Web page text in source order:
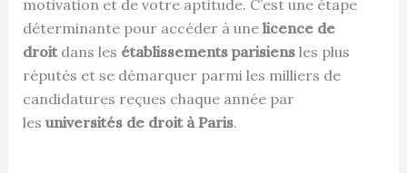
motivation et de votre aptitude. C’est une étape
déterminante pour accéder à une licence de
droitdans les établissements parisiensles plus
réputés et se démarquer parmi les milliers de
candidatures reçues chaque année par
les universités de droit à Paris.